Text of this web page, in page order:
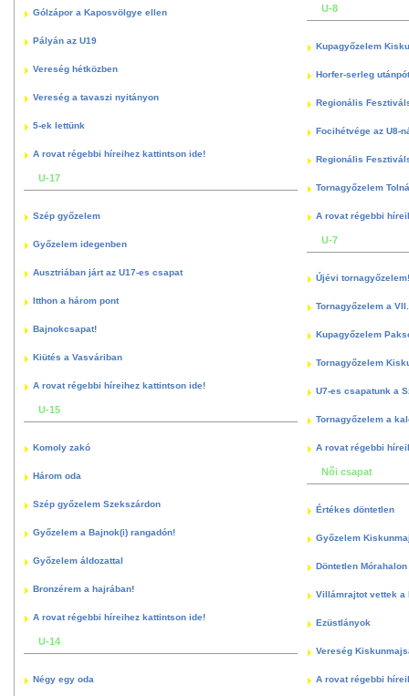
Gólzápor a Kaposvölgye ellen
Pályán az U19
Vereség hétközben
Vereség a tavaszi nyitányon
5-ek lettünk
A rovat régebbi híreihez kattintson ide!
U-17
Szép győzelem
Győzelem idegenben
Ausztriában járt az U17-es csapat
Itthon a három pont
Bajnokcsapat!
Kiütés a Vasváriban
A rovat régebbi híreihez kattintson ide!
U-15
Komoly zakó
Három oda
Szép győzelem Szekszárdon
Győzelem a Bajnok(i) rangadón!
Győzelem áldozattal
Bronzérem a hajrában!
A rovat régebbi híreihez kattintson ide!
U-14
Négy egy oda
U-8
Kupagyőzelem
Horfer-serleg
Regionális
Focihétvége az U8-
Regionális
Tornagyőzelem
A rovat régebbi
U-7
Újévi tornagyőzelem!
Tornagyőzelem a
Kupagyőzelem
Tornagyőzelem
U7-es csapatunk a
Tornagyőzelem a
A rovat régebbi
Női csapat
Értékes döntetlen
Győzelem
Döntetlen
Villámrajtot vettek a
Ezüstlányok
Vereség
A rovat régebbi